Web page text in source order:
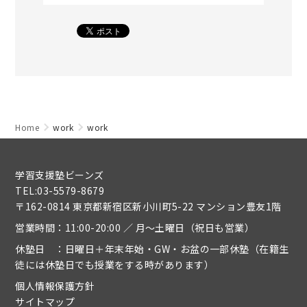
Home work work
学習支援塾ビーンズ
TEL:03-5579-8679
〒162-0814 東京都新宿区新小川町5-22 マンション豊友1階
営業時間：11:00-20:00 ／ 月～土曜日（祝日も営業）
休塾日 ：日曜日＋年末年始・GW・お盆の一部休塾（在籍生
徒には休塾日でも授業をする時があります）
個人情報保護方針
サイトマップ